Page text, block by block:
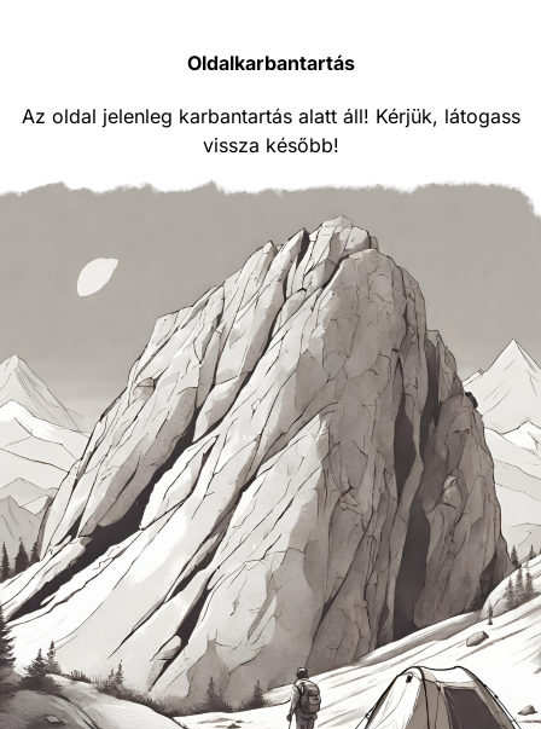
Oldalkarbantartás
Az oldal jelenleg karbantartás alatt áll! Kérjük, látogass
vissza később!